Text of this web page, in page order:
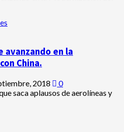
avanzando en la
China.
2018 0